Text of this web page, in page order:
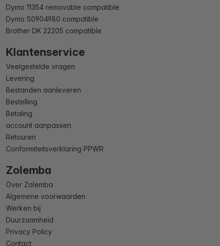
Dymo 11354 removable compatible
Dymo S0904980 compatible
Brother DK 22205 compatible
Klantenservice
Veelgestelde vragen
Levering
Bestanden aanleveren
Bestelling
Betaling
account aanpassen
Retouren
Conformiteitsverklaring PPWR
Zolemba
Over Zolemba
Algemene voorwaarden
Werken bij
Duurzaamheid
Privacy Policy
Contact